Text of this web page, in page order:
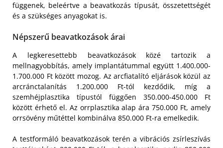
függenek, beleértve a beavatkozás típusát, összetettségét
és a szükséges anyagokat is.
Népszerű beavatkozások árai
A legkeresettebb beavatkozások közé tartozik a
mellnagyobbítás, amely implantátummal együtt 1.400.000-
1.700.000 Ft között mozog. Az arcfiatalító eljárások közül az
arcránctalanítás 1.200.000 Ft-tól kezdődik, míg a
szemhéjplasztika típustól függően 350.000-450.000 Ft
között érhető el. Az orrplasztika alap ára 750.000 Ft, amely
orrsövény műtéttel kombinálva 850.000 Ft-ra emelkedik.
A testformáló beavatkozások terén a vibrációs zsírleszívás